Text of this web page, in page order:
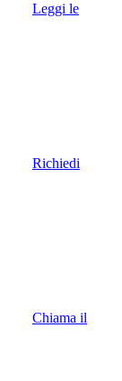
Leggi le
Richiedi
Chiama il